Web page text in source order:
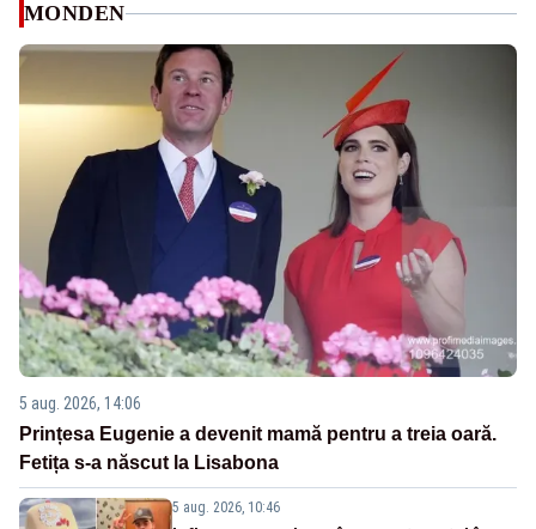
MONDEN
5 aug. 2026, 14:06
Prințesa Eugenie a devenit mamă pentru a treia oară.
Fetița s-a născut la Lisabona
5 aug. 2026, 10:46